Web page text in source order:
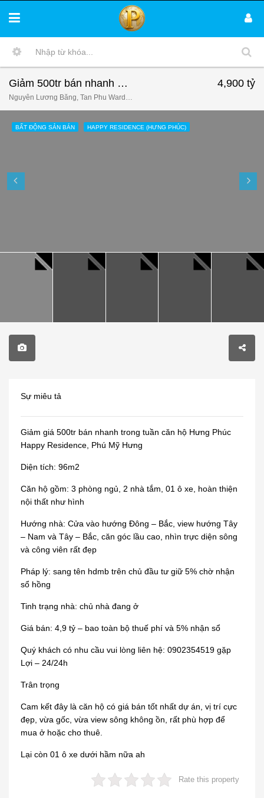
Giảm 500tr bán nhanh căn hộ Hưng Phúc, 3 phòng ngủ, căn góc, view sông, giá còn 4,9 tỷ tăng 01 ô xe
Nguyễn Lương Bằng, Tan Phu Ward, District 7, Ho Chi Minh City, 756604, Vietnam
4,900 tỷ
BẤT ĐỘNG SẢN BÁN HAPPY RESIDENCE (HƯNG PHÚC)
Sự miêu tả
Giảm giá 500tr bán nhanh trong tuần căn hộ Hưng Phúc
Happy Residence, Phú Mỹ Hưng
Diện tích: 96m2
Căn hộ gồm: 3 phòng ngủ, 2 nhà tắm, 01 ô xe, hoàn thiện
nội thất như hình
Hướng nhà: Cửa vào hướng Đông – Bắc, view hướng Tây
– Nam và Tây – Bắc, căn góc lầu cao, nhìn trực diện sông
và công viên rất đẹp
Pháp lý: sang tên hdmb trên chủ đầu tư giữ 5% chờ nhận
sổ hồng
Tinh trạng nhà: chủ nhà đang ở
Giá bán: 4,9 tỷ – bao toàn bộ thuế phí và 5% nhận sổ
Quý khách có nhu cầu vui lòng liên hệ: 0902354519 gặp
Lợi – 24/24h
Trân trọng
Cam kết đây là căn hộ có giá bán tốt nhất dự án, vị trí cực
đẹp, vừa gốc, vừa view sông không ồn, rất phù hợp để
mua ở hoặc cho thuê.
Lại còn 01 ô xe dưới hầm nữa ah
Rate this property